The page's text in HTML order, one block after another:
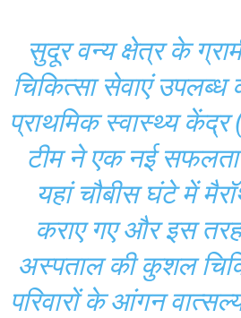
सुदूर वन्य क्षेत्र के
चिकित्सा सेवाएं उपलब्ध
प्राथमिक स्वास्थ्य
टीम ने एक नई
यहां चौबीस घंटे में
कराए गए और इस
अस्पताल की कुशल
परिवारों के आंगन